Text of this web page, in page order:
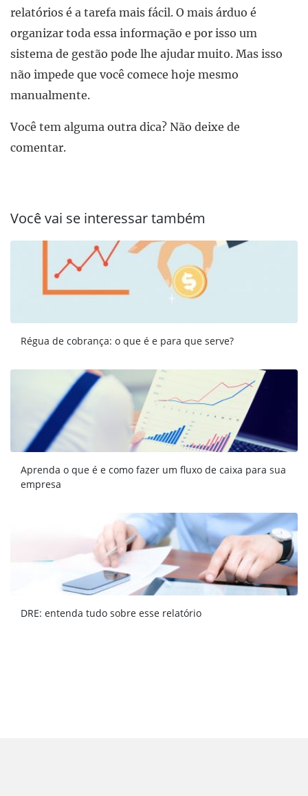
relatórios é a tarefa mais fácil. O mais árduo é
organizar toda essa informação e por isso um
sistema de gestão pode lhe ajudar muito. Mas isso
não impede que você comece hoje mesmo
manualmente.
Você tem alguma outra dica? Não deixe de
comentar.
Você vai se interessar também
Régua de cobrança: o que é e para que serve?
Aprenda o que é e como fazer um fluxo de caixa para sua
empresa
DRE: entenda tudo sobre esse relatório